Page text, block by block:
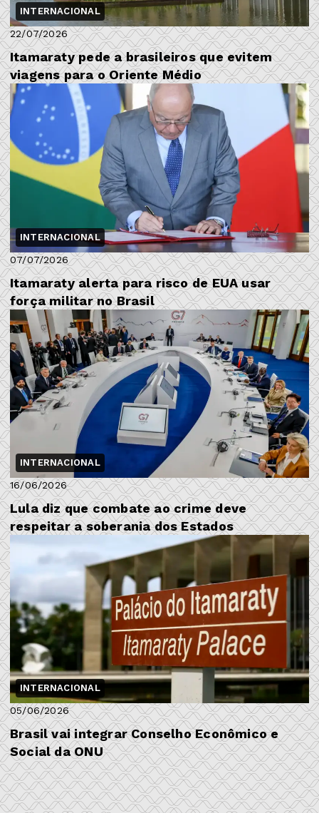
INTERNACIONAL
22/07/2026
Itamaraty pede a brasileiros que evitem
viagens para o Oriente Médio
INTERNACIONAL
07/07/2026
Itamaraty alerta para risco de EUA usar
força militar no Brasil
INTERNACIONAL
16/06/2026
Lula diz que combate ao crime deve
respeitar a soberania dos Estados
INTERNACIONAL
05/06/2026
Brasil vai integrar Conselho Econômico e
Social da ONU